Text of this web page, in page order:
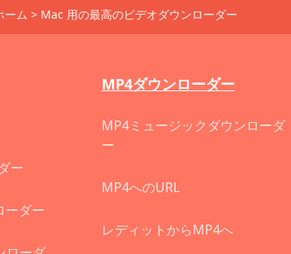
ーム > Mac 用の最高のビデオダウンローダー
ー
ーダー
MP4ダウンローダー
MP4ミュージックダウンローダ
ー
MP4へのURL
レディットからMP4へ